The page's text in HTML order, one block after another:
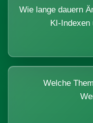
Wie lange dauern
KI-Indexen
Welche